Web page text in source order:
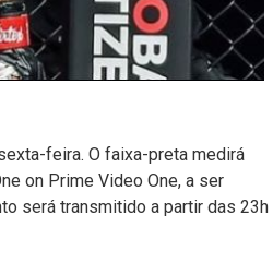
feira. O faixa-preta medirá
on Prime Video One, a ser
será transmitido a partir das 23h